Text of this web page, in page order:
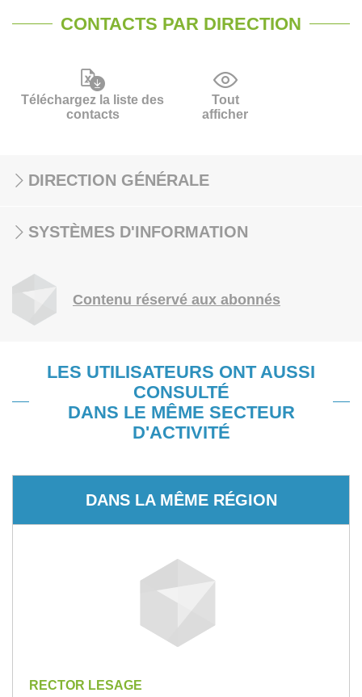
CONTACTS PAR DIRECTION
Téléchargez la liste des
contacts
Tout
afficher
DIRECTION GÉNÉRALE
SYSTÈMES D'INFORMATION
Contenu réservé aux abonnés
LES UTILISATEURS ONT AUSSI
CONSULTÉ
DANS LE MÊME SECTEUR
D'ACTIVITÉ
DANS LA MÊME RÉGION
RECTOR LESAGE